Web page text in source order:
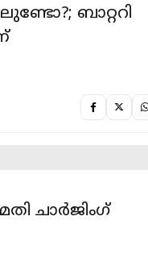
ബാറ്ററി
ചാര്‍ജിംഗ്